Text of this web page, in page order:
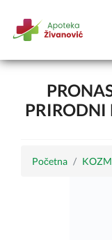
PRIRODNI
Početna